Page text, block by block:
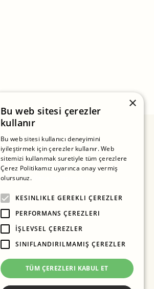
Takip Edin
Facebook
×
Bu web sitesi çerezler
kullanır
Bu web sitesi kullanıcı deneyimini
iyileştirmek için çerezler kullanır. Web
sitemizi kullanmak suretiyle tüm çerezlere
Çerez Politikamız uyarınca onay vermiş
olursunuz.
KESINLIKLE GEREKLI ÇEREZLER
PERFORMANS ÇEREZLERI
İŞLEVSEL ÇEREZLER
SINIFLANDIRILMAMIŞ ÇEREZLER
TÜM ÇEREZLERI KABUL ET